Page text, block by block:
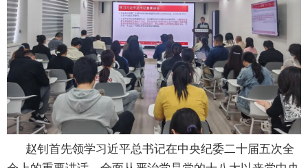
赵钊首先领学习近平总书记在中央纪委二十届五次全